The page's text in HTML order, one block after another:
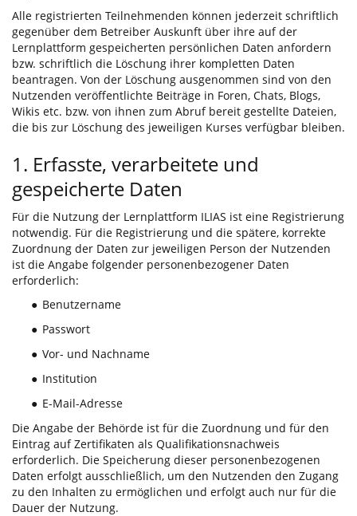
Alle registrierten Teilnehmenden können jederzeit schriftlich
gegenüber dem Betreiber Auskunft über ihre auf der
Lernplattform gespeicherten persönlichen Daten anfordern
bzw. schriftlich die Löschung ihrer kompletten Daten
beantragen. Von der Löschung ausgenommen sind von den
Nutzenden veröffentlichte Beiträge in Foren, Chats, Blogs,
Wikis etc. bzw. von ihnen zum Abruf bereit gestellte Dateien,
die bis zur Löschung des jeweiligen Kurses verfügbar bleiben.
1. Erfasste, verarbeitete und
gespeicherte Daten
Für die Nutzung der Lernplattform ILIAS ist eine Registrierung
notwendig. Für die Registrierung und die spätere, korrekte
Zuordnung der Daten zur jeweiligen Person der Nutzenden
ist die Angabe folgender personenbezogener Daten
erforderlich:
● Benutzername
● Passwort
● Vor- und Nachname
● Institution
● E-Mail-Adresse
Die Angabe der Behörde ist für die Zuordnung und für den
Eintrag auf Zertifikaten als Qualifikationsnachweis
erforderlich. Die Speicherung dieser personenbezogenen
Daten erfolgt ausschließlich, um den Nutzenden den Zugang
zu den Inhalten zu ermöglichen und erfolgt auch nur für die
Dauer der Nutzung.